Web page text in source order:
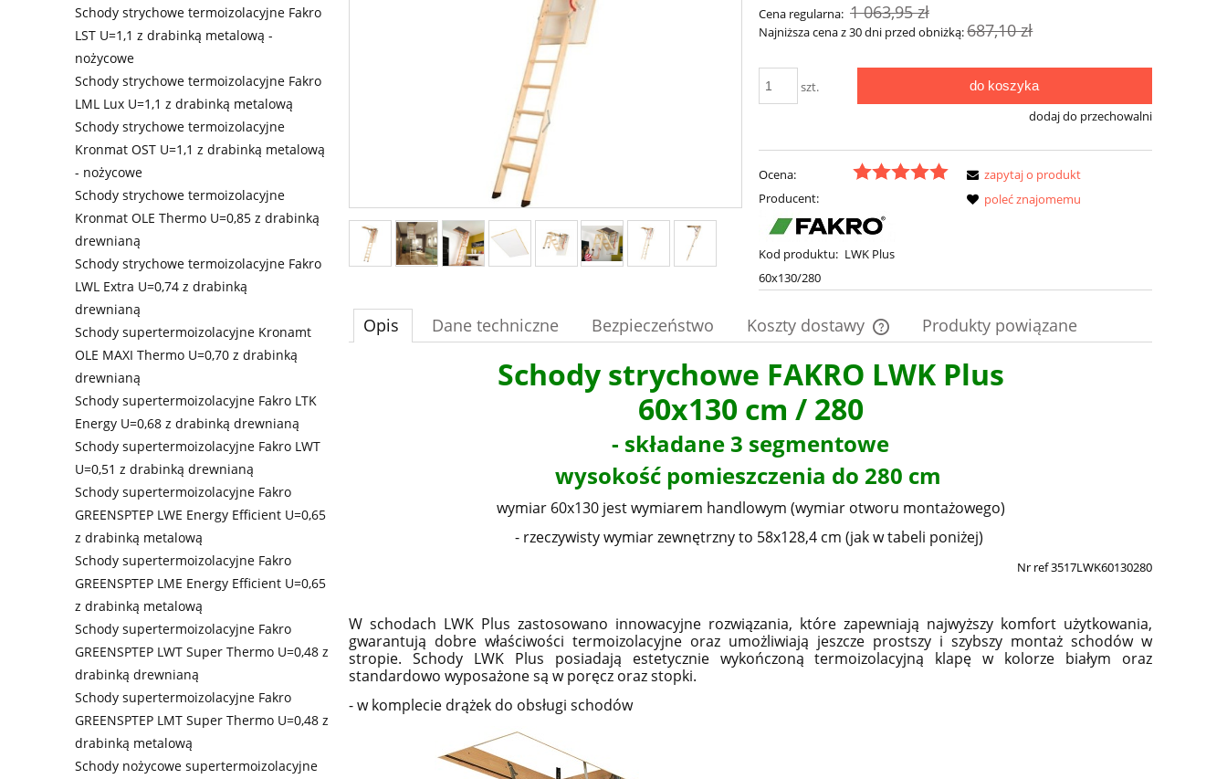
Schody strychowe termoizolacyjne Fakro
LST U=1,1 z drabinką metalową -
nożycowe
Schody strychowe termoizolacyjne Fakro
LML Lux U=1,1 z drabinką metalową
Schody strychowe termoizolacyjne
Kronmat OST U=1,1 z drabinką metalową
- nożycowe
Schody strychowe termoizolacyjne
Kronmat OLE Thermo U=0,85 z drabinką
drewnianą
Schody strychowe termoizolacyjne Fakro
LWL Extra U=0,74 z drabinką
drewnianą
Schody supertermoizolacyjne Kronamt
OLE MAXI Thermo U=0,70 z drabinką
drewnianą
Schody supertermoizolacyjne Fakro LTK
Energy U=0,68 z drabinką drewnianą
Schody supertermoizolacyjne Fakro LWT
U=0,51 z drabinką drewnianą
Schody supertermoizolacyjne Fakro
GREENSPTEP LWE Energy Efficient U=0,65
z drabinką metalową
Schody supertermoizolacyjne Fakro
GREENSPTEP LME Energy Efficient U=0,65
z drabinką metalową
Schody supertermoizolacyjne Fakro
GREENSPTEP LWT Super Thermo U=0,48 z
drabinką drewnianą
Schody supertermoizolacyjne Fakro
GREENSPTEP LMT Super Thermo U=0,48 z
drabinką metalową
Schody nożycowe supertermoizolacyjne
Cena regularna: 1 063,95 zł
Najniższa cena z 30 dni przed obniżką:687,10 zł
szt. do koszyka
dodaj do przechowalni
Ocena:
Producent:
Kod produktu: LWK Plus
60x130/280
zapytaj o produkt
poleć znajomemu
Opis Dane techniczne Bezpieczeństwo Koszty dostawy
Cena nie zawiera ewentualnych kosztów
płatności
Produkty powiązane
Schody strychowe FAKRO LWK Plus
60x130 cm / 280
- składane 3 segmentowe
wysokość pomieszczenia do 280 cm
wymiar 60x130 jest wymiarem handlowym (wymiar otworu montażowego)
- rzeczywisty wymiar zewnętrzny to 58x128,4 cm (jak w tabeli poniżej)
Nr ref 3517LWK60130280
W schodach LWK Plus zastosowano innowacyjne rozwiązania, które zapewniają najwyższy komfort użytkowania,
gwarantują dobre właściwości termoizolacyjne oraz umożliwiają jeszcze prostszy i szybszy montaż schodów w
stropie. Schody LWK Plus posiadają estetycznie wykończoną termoizolacyjną klapę w kolorze białym oraz
standardowo wyposażone są w poręcz oraz stopki.
- w komplecie drążek do obsługi schodów